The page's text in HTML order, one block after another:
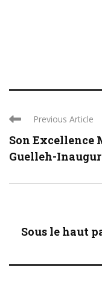
Previous Article
Son Excellence
Guelleh-
Sous le haut